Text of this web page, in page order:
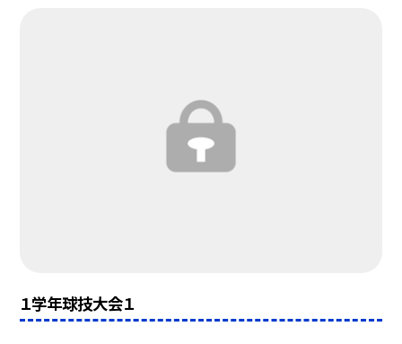
１学年球技大会１